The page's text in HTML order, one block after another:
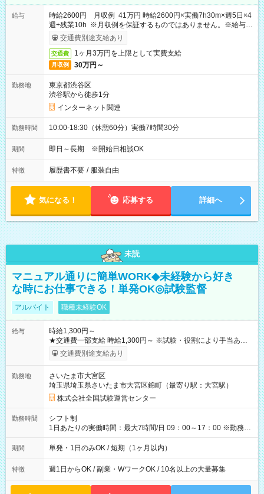
給与
時給2600円 月収例 41万円 時給2600円×実働7h30m×週5日×4
週+残業10h ※月収例を保証するものではありません。※給与即
受取りサービス利用可（利用条件有）
交通費別途支給あり
交通費 1ヶ月3万円を上限として実費支給
月収例 30万円～
勤務地
東京都渋谷区
渋谷駅から徒歩1分
インターネット関連
勤務時間 10:00-18:30（休憩60分）実働7時間30分
期間 即日～長期 ※開始日相談OK
特徴 履歴書不要 / 服装自由
気になる！ 応募する 詳細へ
未読
マニュアル通りに簡単WORK◆未経験から好き
な時にお仕事できる！単発OK◎試験監督
アルバイト 職種未経験OK
給与
時給1,300円～
★交通費一部支給 時給1,300円～ ※試験・役割により手当あり
※勤務回数により昇給あり 【即給（前払い）オプションあ
り！】 希望される場合、勤務から1週間ほどで給与の一部を受け
例】 ・河合塾模擬試験 8:30～17:30（休憩1時間） 時給1,300円
×8時間＝日収10,400円＋交通費 ※当日の役割により時給＋100
円の場合あり ・国家試験 7:00～13:30（休憩なし） 時給1,300
円（役割手当＋100円）×6時間＝日収8,400円＋交通費 【試用期
間】試用期間なし
交通費別途支給あり
勤務地
さいたま市大宮区
埼玉県埼玉県さいたま市大宮区錦町（最寄り駅：大宮駅）
株式会社全国試験運営センター
勤務時間
シフト制
1日あたりの実働時間：最大7時間/日 09：00～17：00 ※勤務時
間は 試験により異なります。
期間 単発・1日のみOK / 短期（1ヶ月以内）
特徴 週1日からOK / 副業・WワークOK / 10名以上の大量募集